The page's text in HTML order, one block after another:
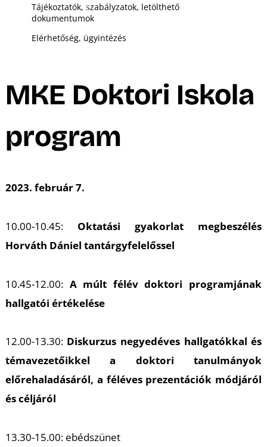
Tájékoztatók, szabályzatok, letölthető
dokumentumok
Elérhetőség, ügyintézés
MKE Doktori Iskola
program
2023. február 7.
10.00-10.45: Oktatási gyakorlat megbeszélés
Horváth Dániel tantárgyfelelőssel
10.45-12.00:A múlt félév doktori programjának
hallgatói értékelése
12.00-13.30: Diskurzus negyedéves hallgatókkal és
témavezetőikkel a doktori tanulmányok
előrehaladásáról, a féléves prezentációk módjáról
és céljáról
13.30-15.00: ebédszünet